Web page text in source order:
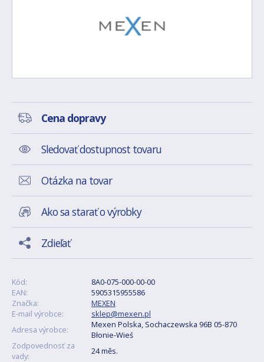
Cena dopravy
Sledovať dostupnost tovaru
Otázka na tovar
Ako sa starať o výrobky
Zdieľať
Kód:
8A0-075-000-00-00
EAN:
5905315955586
Značka:
MEXEN
E-mail výrobce:
sklep@mexen.pl
Adresa výrobce:
Mexen Polska, Sochaczewska 96B 05-870
Błonie-Wieś
Zodpovednosť za
vady:
24 měs.